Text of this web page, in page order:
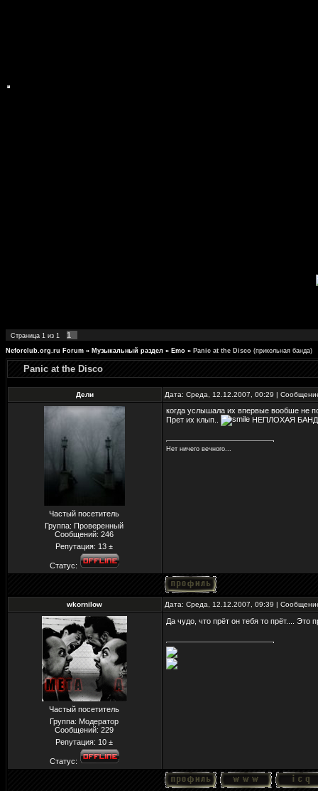
Страница 1 из 1 1
Neforclub.org.ru Forum » Музыкальный раздел » Emo » Panic at the Disco (прикольная банда)
Panic at the Disco
Дели Дата: Среда, 12.12.2007, 00:29 |
Частый посетитель
Группа: Проверенный
Сообщений:246
Репутация: 13 ±
Статус:
когда услышала их впервые вообше
Прет их клып..
НЕПЛОХАЯ
Нет ничего вечного...
wkornilow Дата: Среда, 12.12.2007, 09:39 |
Частый посетитель
Группа: Модератор
Сообщений:229
Репутация: 10 ±
Статус:
Да чудо, что прёт он тебя то прёт.... Это